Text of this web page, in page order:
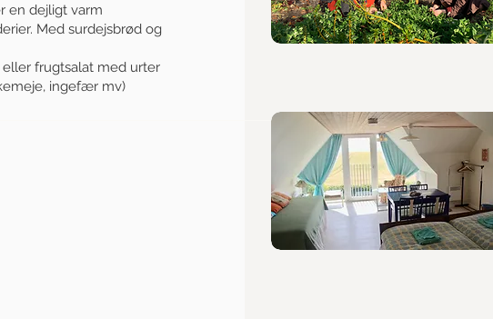
en dejligt varm
Med surdejsbrød og
frugtsalat med urter
ingefær mv)